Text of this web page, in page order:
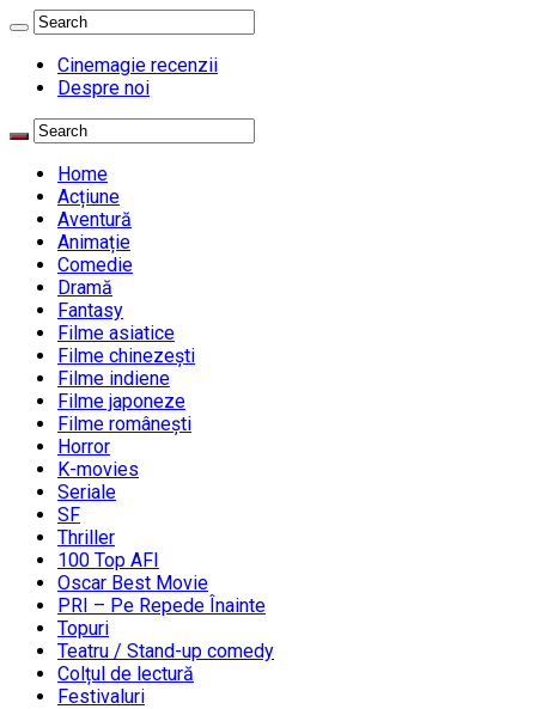
Cinemagie recenzii
Despre noi
Home
Acțiune
Aventură
Animație
Comedie
Dramă
Fantasy
Filme asiatice
Filme chinezești
Filme indiene
Filme japoneze
Filme românești
Horror
K-movies
Seriale
SF
Thriller
100 Top AFI
Oscar Best Movie
PRI – Pe Repede Înainte
Topuri
Teatru / Stand-up comedy
Colțul de lectură
Festivaluri